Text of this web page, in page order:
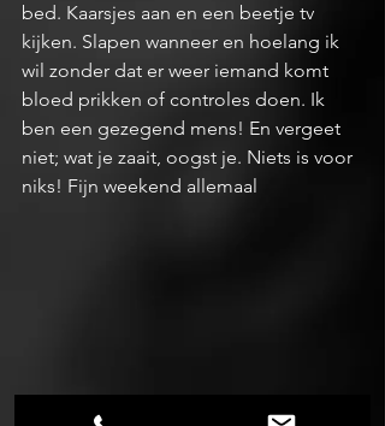
bed. Kaarsjes aan en een beetje tv
kijken. Slapen wanneer en hoelang ik
wil zonder dat er weer iemand komt
bloed prikken of controles doen. Ik
ben een gezegend mens! En vergeet
niet; wat je zaait, oogst je. Niets is voor
niks! Fijn weekend allemaal